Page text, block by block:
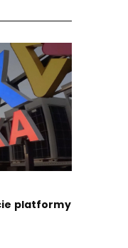
platformy